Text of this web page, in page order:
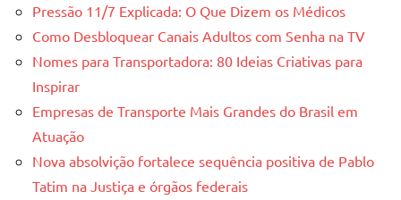
Pressão 11/7 Explicada: O Que Dizem os Médicos
Como Desbloquear Canais Adultos com Senha na TV
Nomes para Transportadora: 80 Ideias Criativas para
Inspirar
Empresas de Transporte Mais Grandes do Brasil em
Atuação
Nova absolvição fortalece sequência positiva de Pablo
Tatim na Justiça e órgãos federais